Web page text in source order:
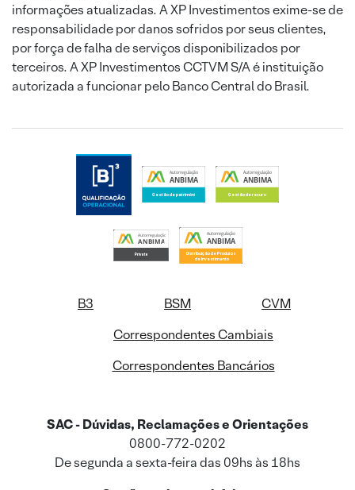
informações atualizadas. A XP Investimentos exime-se de
responsabilidade por danos sofridos por seus clientes,
por força de falha de serviços disponibilizados por
terceiros. A XP Investimentos CCTVM S/A é instituição
autorizada a funcionar pelo Banco Central do Brasil.
B3 BSM
CVM
Correspondentes Cambiais
Correspondentes Bancários
SAC - Dúvidas, Reclamações e Orientações
0800-772-0202
De segunda a sexta-feira das 09hs às 18hs